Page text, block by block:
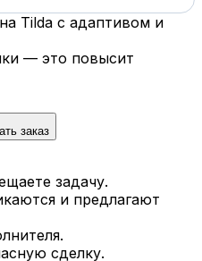
Tilda с адаптивом и
— это повысит
заказ
задачу.
и предлагают
сделку.